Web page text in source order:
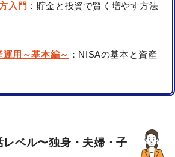
入門 ：貯金と投資で賢く増やす方法
用～基本編～ ：NISAの基本と資産
ベル〜独身・夫婦・子